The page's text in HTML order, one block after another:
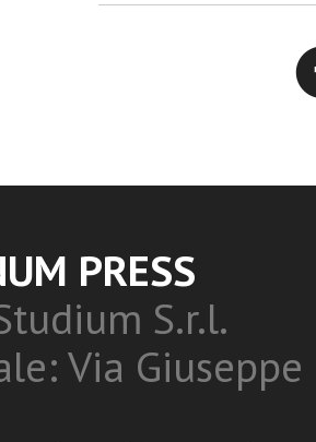
PRESS
S.r.l.
Via